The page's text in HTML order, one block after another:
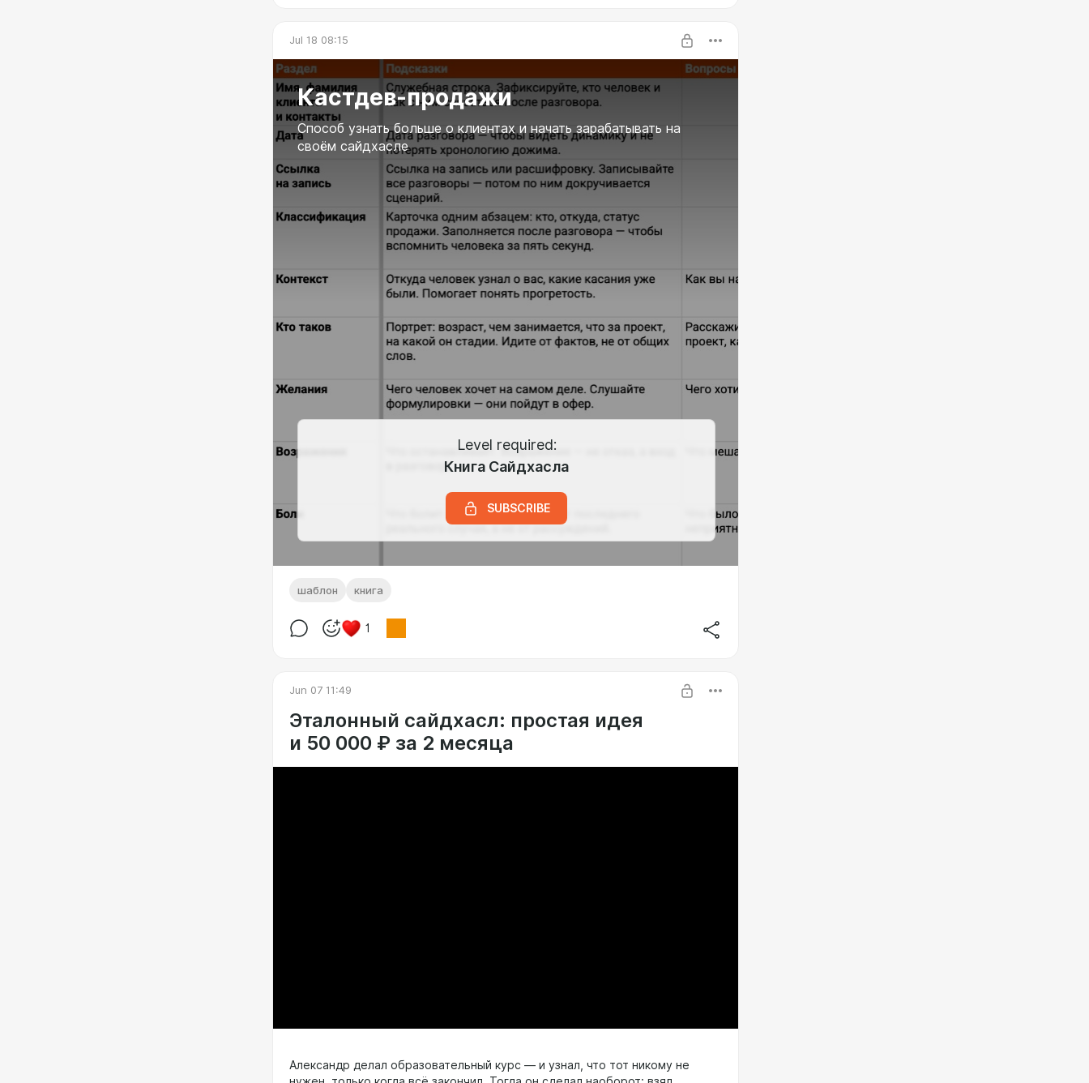
Jul 18 08:15
Кастдев-продажи
Способ узнать больше о клиентах и начать зарабатывать на
своём сайдхасле
Level required:
Книга Сайдхасла
SUBSCRIBE
шаблон книга
1
Jun 07 11:49
Эталонный сайдхасл: простая идея
и 50 000 ₽ за 2 месяца
Александр делал образовательный курс — и узнал, что тот никому не